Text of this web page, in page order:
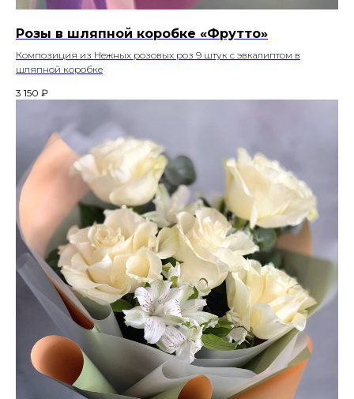
Розы в шляпной коробке «Фрутто»
Композиция из Нежных розовых роз 9 штук с эвкалиптом в
шляпной коробке
3 150 ₽